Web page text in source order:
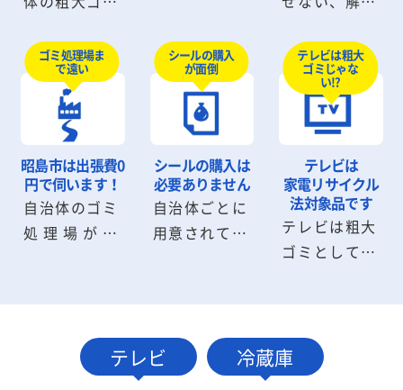
シールを購入
したり、申請
書を記入する
必要はありま
話・メール1
本でお見積
り・回収に伺
いけません
が、ワンナッ
プLIFEなら即
日回収が可能
です。深夜早
朝の回収も気
軽にご相談く
ださい。
から出せない
粗大ゴミも回
収可能です。
粗大ゴミの解
でスタッフに
お任せくださ
い。
ゴミ処理場ま
で遠い
昭島市は出張費0
円で伺います！
自治体のゴミ
処理場が遠
題ありませ
ん。昭島市内
シールの購入
が面倒
シールの購入は
必要ありません
自治体ごとに
用意されてい
自治体へ連
絡・手続きす
テレビは粗大
ゴミじゃな
い!?
テレビは
家電リサイクル
法対象品です
テレビは粗大
ゴミとして捨
込むか小売業
者に引取りを
テレビ 冷蔵庫